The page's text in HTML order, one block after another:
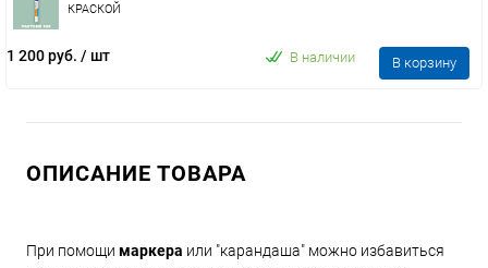
КРАСКОЙ
1 200 руб. / шт В наличии В корзину
ОПИСАНИЕ ТОВАРА
При помощи маркера или "карандаша" можно избавиться